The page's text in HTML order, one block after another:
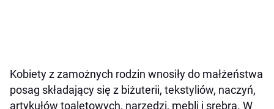
Kobiety z zamożnych rodzin wnosiły do małżeństwa
posag składający się z biżuterii, tekstyliów, naczyń,
artykułów toaletowych, narzędzi, mebli i srebra. W